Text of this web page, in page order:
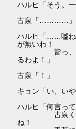
ハルヒ「そう。
古泉「…………」(
ハルヒ「……嘘ね
が無いわ！
皆っ、今日
るわよ！」
古泉「！」
キョン「い、い
ハルヒ「何言っ
古泉くんは
ね！